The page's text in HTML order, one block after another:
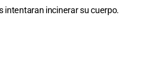
intentaran incinerar su cuerpo.